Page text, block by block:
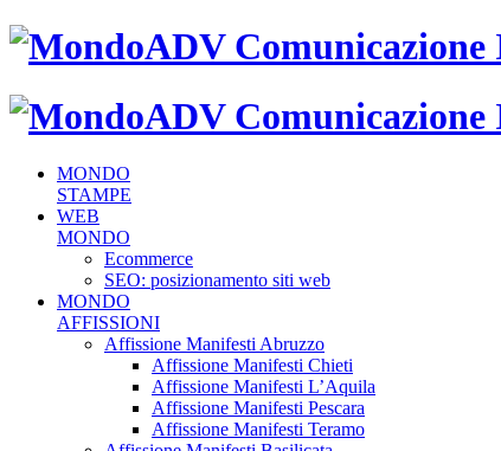
MONDO
STAMPE
WEB
MONDO
Ecommerce
SEO: posizionamento siti web
MONDO
AFFISSIONI
Affissione Manifesti Abruzzo
Affissione Manifesti Chieti
Affissione Manifesti L’Aquila
Affissione Manifesti Pescara
Affissione Manifesti Teramo